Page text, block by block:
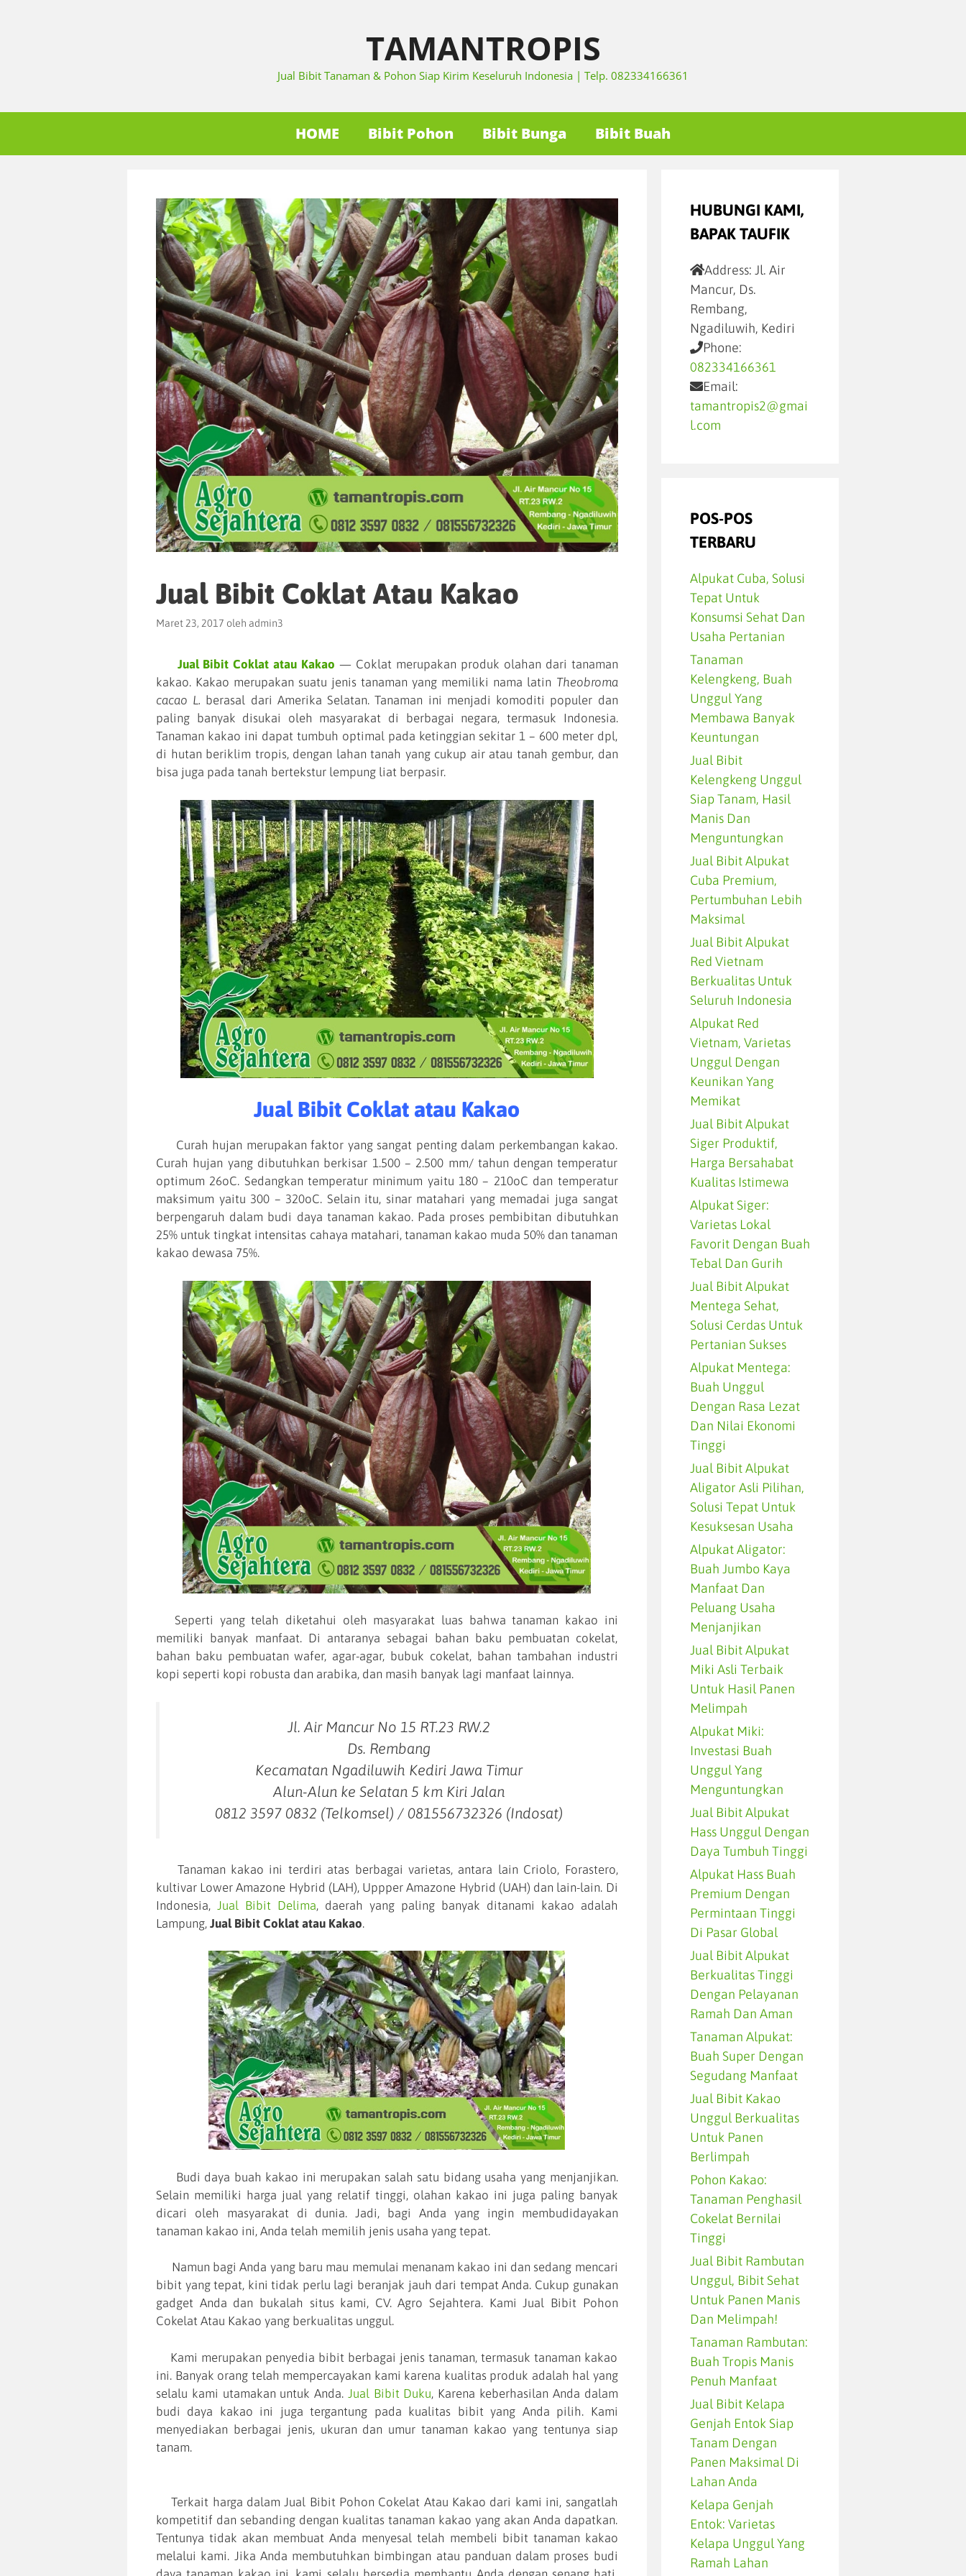
TAMANTROPIS
Jual Bibit Tanaman & Pohon Siap Kirim Keseluruh Indonesia | Telp. 082334166361
HOME Bibit Pohon Bibit Bunga Bibit Buah
Jual Bibit Coklat Atau Kakao
Maret 23, 2017 oleh admin3
Jual Bibit Coklat atau Kakao — Coklat merupakan produk olahan dari tanaman
kakao. Kakao merupakan suatu jenis tanaman yang memiliki nama latin Theobroma
cacao L. berasal dari Amerika Selatan. Tanaman ini menjadi komoditi populer dan
paling banyak disukai oleh masyarakat di berbagai negara, termasuk Indonesia.
Tanaman kakao ini dapat tumbuh optimal pada ketinggian sekitar 1 – 600 meter dpl,
di hutan beriklim tropis, dengan lahan tanah yang cukup air atau tanah gembur, dan
bisa juga pada tanah bertekstur lempung liat berpasir.
Jual Bibit Coklat atau Kakao
Curah hujan merupakan faktor yang sangat penting dalam perkembangan kakao.
Curah hujan yang dibutuhkan berkisar 1.500 – 2.500 mm/ tahun dengan temperatur
optimum 26oC. Sedangkan temperatur minimum yaitu 180 – 210oC dan temperatur
maksimum yaitu 300 – 320oC. Selain itu, sinar matahari yang memadai juga sangat
berpengaruh dalam budi daya tanaman kakao. Pada proses pembibitan dibutuhkan
25% untuk tingkat intensitas cahaya matahari, tanaman kakao muda 50% dan tanaman
kakao dewasa 75%.
Seperti yang telah diketahui oleh masyarakat luas bahwa tanaman kakao ini
memiliki banyak manfaat. Di antaranya sebagai bahan baku pembuatan cokelat,
bahan baku pembuatan wafer, agar-agar, bubuk cokelat, bahan tambahan industri
kopi seperti kopi robusta dan arabika, dan masih banyak lagi manfaat lainnya.
Jl. Air Mancur No 15 RT.23 RW.2
Ds. Rembang
Kecamatan Ngadiluwih Kediri Jawa Timur
Alun-Alun ke Selatan 5 km Kiri Jalan
0812 3597 0832 (Telkomsel) / 081556732326 (Indosat)
Tanaman kakao ini terdiri atas berbagai varietas, antara lain Criolo, Forastero,
kultivar Lower Amazone Hybrid (LAH), Uppper Amazone Hybrid (UAH) dan lain-lain. Di
Indonesia, Jual Bibit Delima, daerah yang paling banyak ditanami kakao adalah
Lampung, Jual Bibit Coklat atau Kakao.
Budi daya buah kakao ini merupakan salah satu bidang usaha yang menjanjikan.
Selain memiliki harga jual yang relatif tinggi, olahan kakao ini juga paling banyak
dicari oleh masyarakat di dunia. Jadi, bagi Anda yang ingin membudidayakan
tanaman kakao ini, Anda telah memilih jenis usaha yang tepat.
Namun bagi Anda yang baru mau memulai menanam kakao ini dan sedang mencari
bibit yang tepat, kini tidak perlu lagi beranjak jauh dari tempat Anda. Cukup gunakan
gadget Anda dan bukalah situs kami, CV. Agro Sejahtera. Kami Jual Bibit Pohon
Cokelat Atau Kakao yang berkualitas unggul.
Kami merupakan penyedia bibit berbagai jenis tanaman, termasuk tanaman kakao
ini. Banyak orang telah mempercayakan kami karena kualitas produk adalah hal yang
selalu kami utamakan untuk Anda. Jual Bibit Duku, Karena keberhasilan Anda dalam
budi daya kakao ini juga tergantung pada kualitas bibit yang Anda pilih. Kami
menyediakan berbagai jenis, ukuran dan umur tanaman kakao yang tentunya siap
tanam.
Terkait harga dalam Jual Bibit Pohon Cokelat Atau Kakao dari kami ini, sangatlah
kompetitif dan sebanding dengan kualitas tanaman kakao yang akan Anda dapatkan.
Tentunya tidak akan membuat Anda menyesal telah membeli bibit tanaman kakao
melalui kami. Jika Anda membutuhkan bimbingan atau panduan dalam proses budi
HUBUNGI KAMI,
BAPAK TAUFIK
Address: Jl. Air
Mancur, Ds.
Rembang,
Ngadiluwih, Kediri
Phone:
082334166361
Email:
tamantropis2@gmai
l.com
POS-POS
TERBARU
Alpukat Cuba, Solusi
Tepat Untuk
Konsumsi Sehat Dan
Usaha Pertanian
Tanaman
Kelengkeng, Buah
Unggul Yang
Membawa Banyak
Keuntungan
Jual Bibit
Kelengkeng Unggul
Siap Tanam, Hasil
Manis Dan
Menguntungkan
Jual Bibit Alpukat
Cuba Premium,
Pertumbuhan Lebih
Maksimal
Jual Bibit Alpukat
Red Vietnam
Berkualitas Untuk
Seluruh Indonesia
Alpukat Red
Vietnam, Varietas
Unggul Dengan
Keunikan Yang
Memikat
Jual Bibit Alpukat
Siger Produktif,
Harga Bersahabat
Kualitas Istimewa
Alpukat Siger:
Varietas Lokal
Favorit Dengan Buah
Tebal Dan Gurih
Jual Bibit Alpukat
Mentega Sehat,
Solusi Cerdas Untuk
Pertanian Sukses
Alpukat Mentega:
Buah Unggul
Dengan Rasa Lezat
Dan Nilai Ekonomi
Tinggi
Jual Bibit Alpukat
Aligator Asli Pilihan,
Solusi Tepat Untuk
Kesuksesan Usaha
Alpukat Aligator:
Buah Jumbo Kaya
Manfaat Dan
Peluang Usaha
Menjanjikan
Jual Bibit Alpukat
Miki Asli Terbaik
Untuk Hasil Panen
Melimpah
Alpukat Miki:
Investasi Buah
Unggul Yang
Menguntungkan
Jual Bibit Alpukat
Hass Unggul Dengan
Daya Tumbuh Tinggi
Alpukat Hass Buah
Premium Dengan
Permintaan Tinggi
Di Pasar Global
Jual Bibit Alpukat
Berkualitas Tinggi
Dengan Pelayanan
Ramah Dan Aman
Tanaman Alpukat:
Buah Super Dengan
Segudang Manfaat
Jual Bibit Kakao
Unggul Berkualitas
Untuk Panen
Berlimpah
Pohon Kakao:
Tanaman Penghasil
Cokelat Bernilai
Tinggi
Jual Bibit Rambutan
Unggul, Bibit Sehat
Untuk Panen Manis
Dan Melimpah!
Tanaman Rambutan:
Buah Tropis Manis
Penuh Manfaat
Jual Bibit Kelapa
Genjah Entok Siap
Tanam Dengan
Panen Maksimal Di
Lahan Anda
Kelapa Genjah
Entok: Varietas
Kelapa Unggul Yang
Ramah Lahan